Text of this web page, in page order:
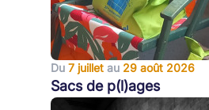
Du 7 juillet au 29 août 2026
Sacs de p(l)ages